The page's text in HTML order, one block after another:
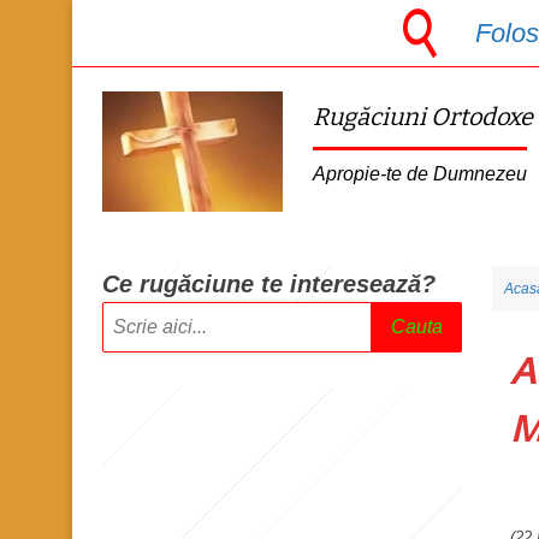
Rugăciuni Ortodoxe
Apropie-te de Dumnezeu
Ce rugăciune te interesează?
Cauta